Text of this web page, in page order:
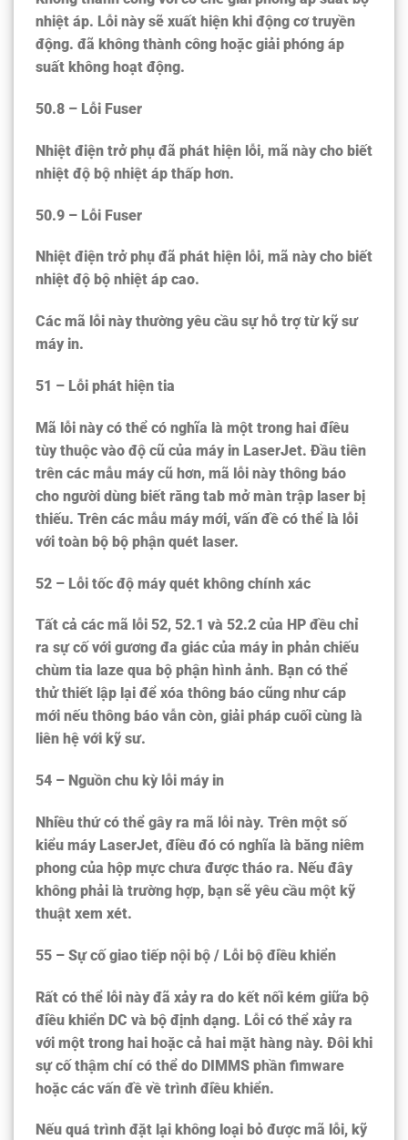
nhiệt áp. Lỗi này sẽ xuất hiện khi động cơ truyền
động. đã không thành công hoặc giải phóng áp
suất không hoạt động.
50.8 – Lỗi Fuser
Nhiệt điện trở phụ đã phát hiện lỗi, mã này cho biết
nhiệt độ bộ nhiệt áp thấp hơn.
50.9 – Lỗi Fuser
Nhiệt điện trở phụ đã phát hiện lỗi, mã này cho biết
nhiệt độ bộ nhiệt áp cao.
Các mã lỗi này thường yêu cầu sự hỗ trợ từ kỹ sư
máy in.
51 – Lỗi phát hiện tia
Mã lỗi này có thể có nghĩa là một trong hai điều
tùy thuộc vào độ cũ của máy in LaserJet. Đầu tiên
trên các mẫu máy cũ hơn, mã lỗi này thông báo
cho người dùng biết rằng tab mở màn trập laser bị
thiếu. Trên các mẫu máy mới, vấn đề có thể là lỗi
với toàn bộ bộ phận quét laser.
52 – Lỗi tốc độ máy quét không chính xác
Tất cả các mã lỗi 52, 52.1 và 52.2 của HP đều chỉ
ra sự cố với gương đa giác của máy in phản chiếu
chùm tia laze qua bộ phận hình ảnh. Bạn có thể
thử thiết lập lại để xóa thông báo cũng như cáp
mới nếu thông báo vẫn còn, giải pháp cuối cùng là
liên hệ với kỹ sư.
54 – Nguồn chu kỳ lỗi máy in
Nhiều thứ có thể gây ra mã lỗi này. Trên một số
kiểu máy LaserJet, điều đó có nghĩa là băng niêm
phong của hộp mực chưa được tháo ra. Nếu đây
không phải là trường hợp, bạn sẽ yêu cầu một kỹ
thuật xem xét.
55 – Sự cố giao tiếp nội bộ / Lỗi bộ điều khiển
Rất có thể lỗi này đã xảy ra do kết nối kém giữa bộ
điều khiển DC và bộ định dạng. Lỗi có thể xảy ra
với một trong hai hoặc cả hai mặt hàng này. Đôi khi
sự cố thậm chí có thể do DIMMS phần fimware
hoặc các vấn đề về trình điều khiển.
Nếu quá trình đặt lại không loại bỏ được mã lỗi, kỹ